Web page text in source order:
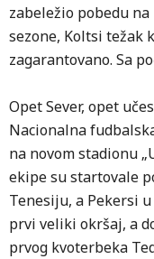
zabeležio pobedu
sezone, Koltsi težak
zagarantovano. Sa
Opet Sever, opet
Nacionalna
na novom stadionu
ekipe su startovale
Tenesiju, a Pekersi
prvi veliki okršaj, a
prvog kvoterbeka